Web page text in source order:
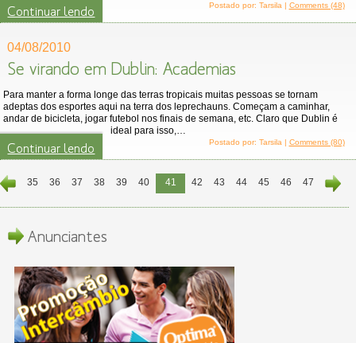
Continuar lendo Postado por: Tarsila | Comments (48)
04/08/2010
Se virando em Dublin: Academias
Para manter a forma longe das terras tropicais muitas pessoas se tornam
adeptas dos esportes aqui na terra dos leprechauns. Começam a caminhar,
andar de bicicleta, jogar futebol nos finais de semana, etc. Claro que Dublin é
ideal para isso,…
Continuar lendo Postado por: Tarsila | Comments (80)
35 36 37 38 39 40 41 42 43 44 45 46 47
Anunciantes